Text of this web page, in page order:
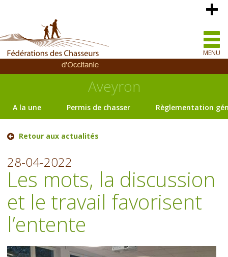
MENU
Aveyron
A la une Permis de chasser Règlementation
Retour aux actualités
28-04-2022
Les mots, la discussion
et le travail favorisent
l’entente